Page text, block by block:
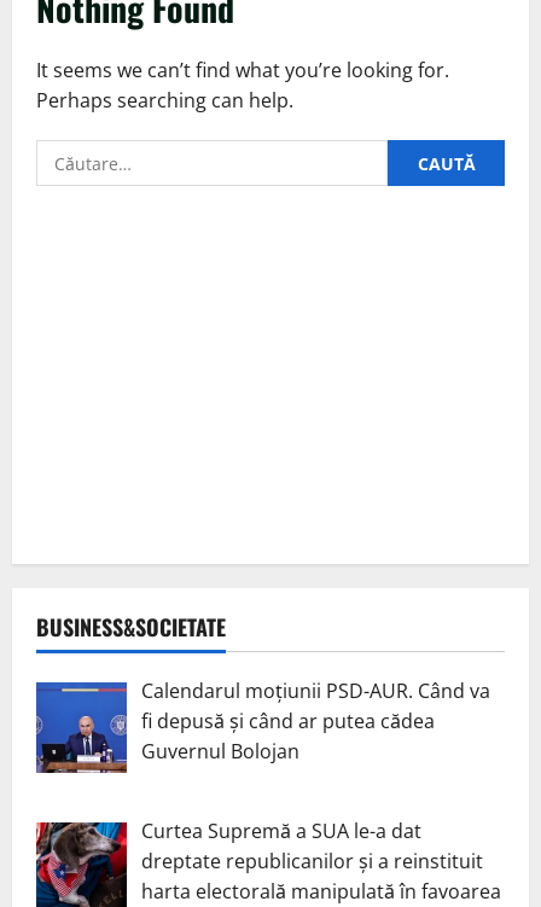
It seems we can’t find what you’re looking for.
Perhaps searching can help.
Caută
după:
BUSINESS&SOCIETATE
Calendarul moțiunii PSD-AUR. Când va
fi depusă și când ar putea cădea
Guvernul Bolojan
Curtea Supremă a SUA le-a dat
dreptate republicanilor și a reinstituit
harta electorală manipulată în favoarea